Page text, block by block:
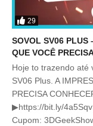
29
SOVOL SV06 PLUS
QUE VOCÊ
Hoje to trazendo até
SV06 Plus. A
PRECISA
▶https://bit.ly/
Cupom: